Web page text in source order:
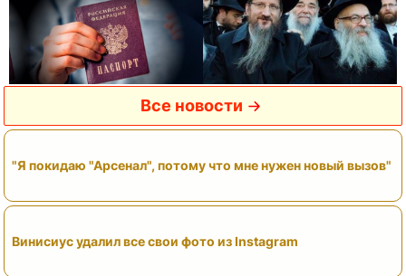
Все новости
"Я покидаю "Арсенал", потому что мне нужен новый вызов"
Винисиус удалил все свои фото из Instagram